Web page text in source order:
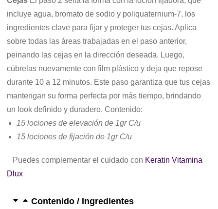
incluye agua, bromato de sodio y poliquaternium-7, los
ingredientes clave para fijar y proteger tus cejas. Aplica
sobre todas las áreas trabajadas en el paso anterior,
peinando las cejas en la dirección deseada. Luego,
cúbrelas nuevamente con film plástico y deja que repose
durante 10 a 12 minutos. Este paso garantiza que tus cejas
mantengan su forma perfecta por más tiempo, brindando
un look definido y duradero. Contenido:
15 lociones de elevación de 1gr C/u
15 lociones de fijación de 1gr C/u
Puedes complementar el cuidado con Keratin Vitamina
Dlux
Contenido / Ingredientes